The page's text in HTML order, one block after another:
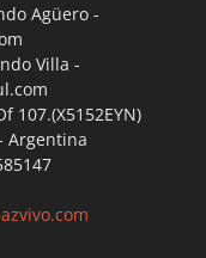
Agüero -
Villa -
107.(X5152EYN)
Argentina